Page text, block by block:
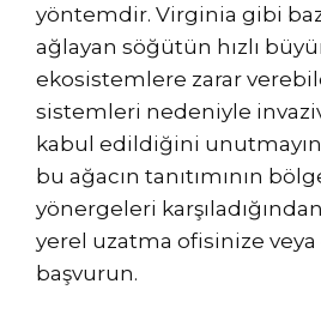
yöntemdir. Virginia gibi
ağlayan söğütün hızlı
ekosistemlere zarar
sistemleri nedeniyle
kabul edildiğini
bu ağacın tanıtımının
yönergeleri
yerel uzatma ofisinize veya
başvurun.